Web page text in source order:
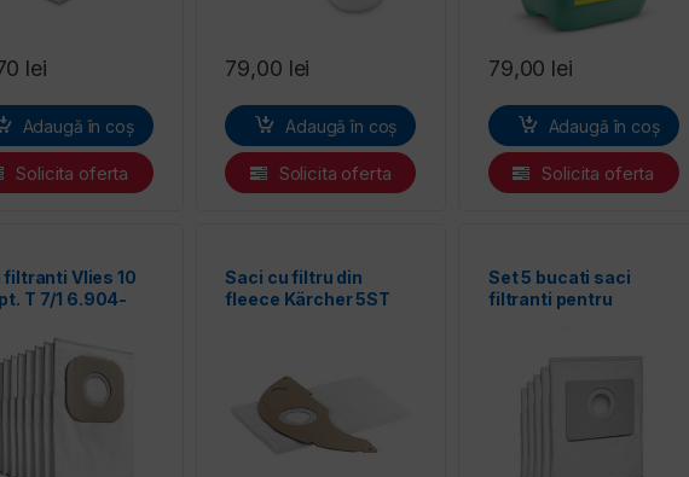
lei
Adaugă în coș
Solicita oferta
79,00 lei
Adaugă în coș
Solicita oferta
79,00 lei
Adaugă în coș
Solicita oferta
filtranti Vlies 10
T 7/1 6.904-
Saci cu filtru din
fleece Kärcher 5ST
Set 5 bucati saci
filtranti pentru